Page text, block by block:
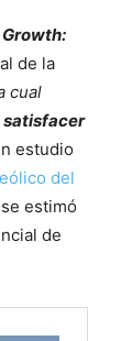
de la
cual
satisfacer
estudio
del
estimó
de